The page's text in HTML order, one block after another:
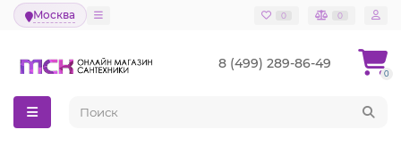
Москва 0 0
8 (499) 289-86-49
0